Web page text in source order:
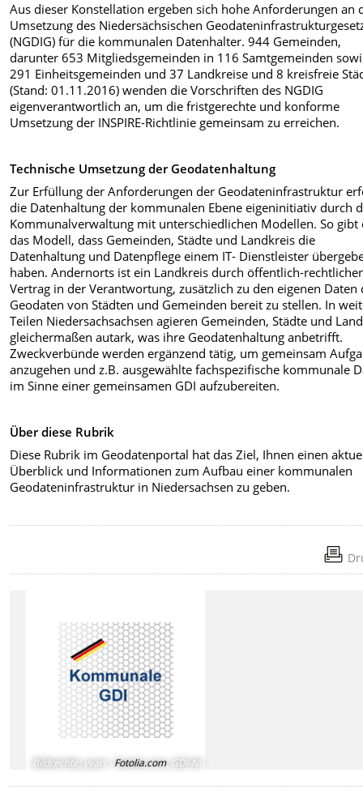
Aus dieser Konstellation ergeben sich hohe Anforderungen an
Umsetzung des Niedersächsischen
(NGDIG) für die kommunalen Datenhalter. 944 Gemeinden,
darunter 653 Mitgliedsgemeinden in 116 Samtgemeinden
291 Einheitsgemeinden und 37 Landkreise und 8 kreisfreie
(Stand: 01.11.2016) wenden die Vorschriften des NGDIG
eigenverantwortlich an, um die fristgerechte und konforme
Umsetzung der INSPIRE-Richtlinie gemeinsam zu erreichen.
Technische Umsetzung der Geodatenhaltung
Zur Erfüllung der Anforderungen der Geodateninfrastruktur
die Datenhaltung der kommunalen Ebene eigeninitiativ durch
Kommunalverwaltung mit unterschiedlichen Modellen. So gibt
das Modell, dass Gemeinden, Städte und Landkreis die
Datenhaltung und Datenpflege einem IT- Dienstleister
haben. Andernorts ist ein Landkreis durch öffentlich-
Vertrag in der Verantwortung, zusätzlich zu den eigenen Daten
Geodaten von Städten und Gemeinden bereit zu stellen. In
Teilen Niedersachsachsen agieren Gemeinden, Städte und
gleichermaßen autark, was ihre Geodatenhaltung anbetrifft.
Zweckverbünde werden ergänzend tätig, um gemeinsam
anzugehen und z.B. ausgewählte fachspezifische kommunale
im Sinne einer gemeinsamen GDI aufzubereiten.
Über diese Rubrik
Diese Rubrik im Geodatenportal hat das Ziel, Ihnen einen
Überblick und Informationen zum Aufbau einer kommunalen
Geodateninfrastruktur in Niedersachsen zu geben.
Bildrechte yvart - Fotolia.com, GDI-NI